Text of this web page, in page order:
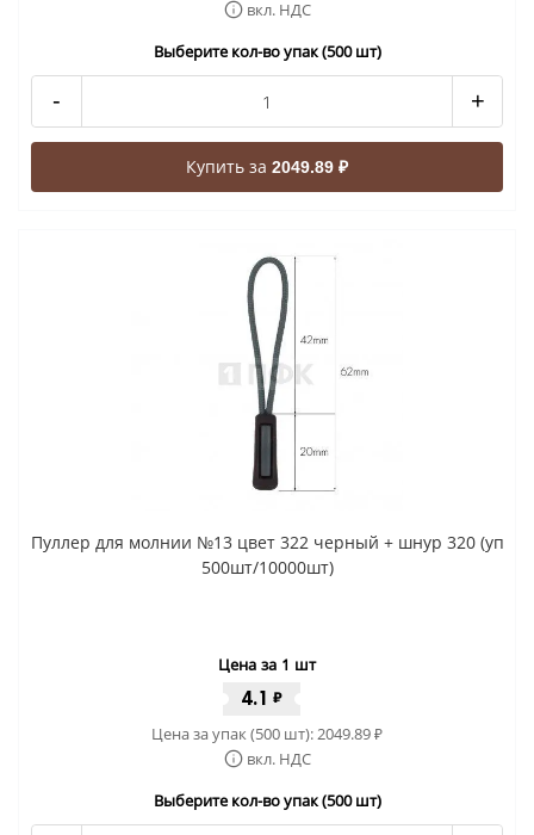
вкл. НДС
Выберите кол-во упак (500 шт)
- +
Купить за 2049.89 ₽
Пуллер для молнии №13 цвет 322 черный + шнур 320 (уп
500шт/10000шт)
Цена за 1 шт
4.1 ₽
Цена за упак (500 шт):2049.89₽
вкл. НДС
Выберите кол-во упак (500 шт)